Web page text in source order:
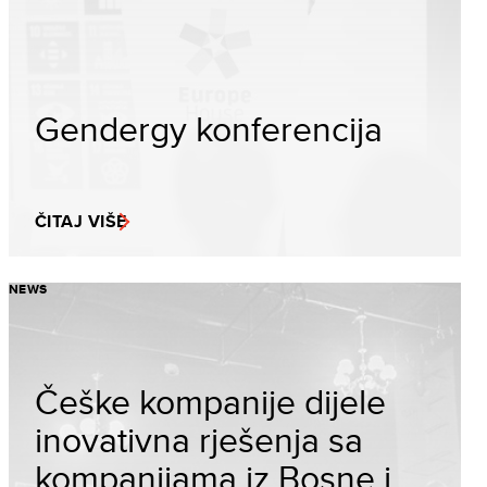
Gendergy konferencija
ČITAJ VIŠE
NEWS
Češke kompanije dijele
inovativna rješenja sa